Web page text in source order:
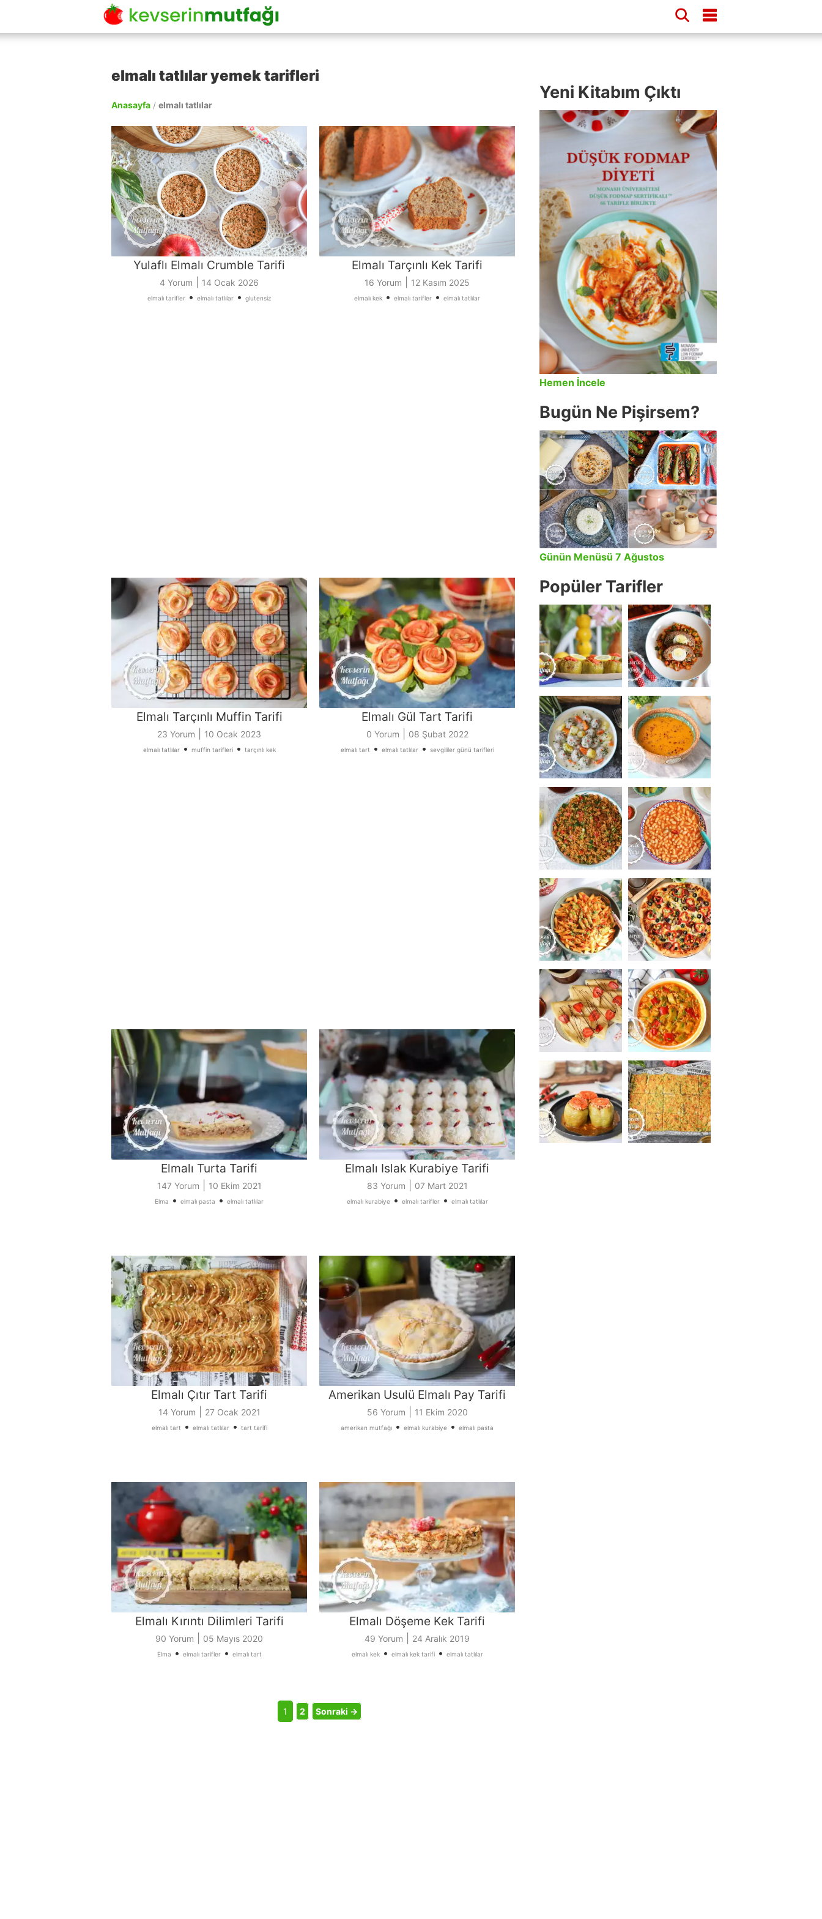
elmalı tatlılar yemek tarifleri
Anasayfa / elmalı tatlılar
Yulaflı Elmalı Crumble Tarifi
4 Yorum 14 Ocak 2026
elmalı tarifler • elmalı tatlılar • glutensiz
Elmalı Tarçınlı Kek Tarifi
16 Yorum 12 Kasım 2025
elmalı kek • elmalı tarifler • elmalı tatlılar
Elmalı Tarçınlı Muffin Tarifi
23 Yorum 10 Ocak 2023
elmalı tatlılar• muffin tarifleri• tarçınlı kek
Elmalı Gül Tart Tarifi
0 Yorum 08 Şubat 2022
elmalı tart • elmalı tatlılar• sevgililer günü tarifleri
Elmalı Turta Tarifi
147 Yorum 10 Ekim 2021
Elma • elmalı pasta • elmalı tatlılar
Elmalı Islak Kurabiye Tarifi
83 Yorum 07 Mart 2021
elmalı kurabiye• elmalı tarifler• elmalı tatlılar
Elmalı Çıtır Tart Tarifi
14 Yorum 27 Ocak 2021
elmalı tart • elmalı tatlılar• tart tarifi
Amerikan Usulü Elmalı Pay Tarifi
56 Yorum 11 Ekim 2020
amerikan mutfağı • elmalı kurabiye • elmalı pasta
Elmalı Kırıntı Dilimleri Tarifi
90 Yorum 05 Mayıs 2020
Elma • elmalı tarifler• elmalı tart
Elmalı Döşeme Kek Tarifi
49 Yorum 24 Aralık 2019
elmalı kek• elmalı kek tarifi• elmalı tatlılar
1 2 Sonraki →
Yeni Kitabım Çıktı
Hemen İncele
Bugün Ne Pişirsem?
Günün Menüsü 7 Ağustos
Popüler Tarifler